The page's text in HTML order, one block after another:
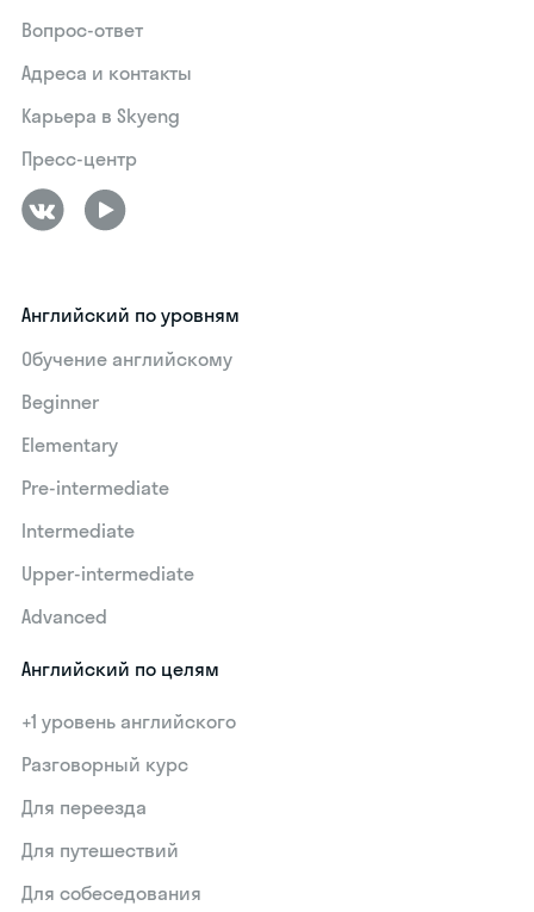
Вопрос-ответ
Адреса и контакты
Карьера в Skyeng
Пресс-центр
Английский по уровням
Обучение английскому
Beginner
Elementary
Pre-intermediate
Intermediate
Upper-intermediate
Advanced
Английский по целям
+1 уровень английского
Разговорный курс
Для переезда
Для путешествий
Для собеседования